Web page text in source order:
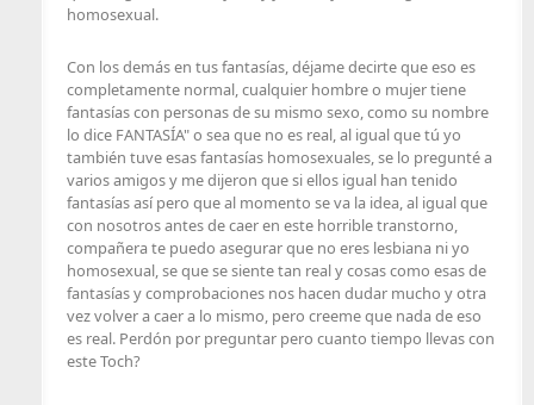
homosexual.
Con los demás en tus fantasías, déjame decirte que eso es
completamente normal, cualquier hombre o mujer tiene
fantasías con personas de su mismo sexo, como su nombre
lo dice FANTASÍA" o sea que no es real, al igual que tú yo
también tuve esas fantasías homosexuales, se lo pregunté a
varios amigos y me dijeron que si ellos igual han tenido
fantasías así pero que al momento se va la idea, al igual que
con nosotros antes de caer en este horrible transtorno,
compañera te puedo asegurar que no eres lesbiana ni yo
homosexual, se que se siente tan real y cosas como esas de
fantasías y comprobaciones nos hacen dudar mucho y otra
vez volver a caer a lo mismo, pero creeme que nada de eso
es real. Perdón por preguntar pero cuanto tiempo llevas con
este Toch?